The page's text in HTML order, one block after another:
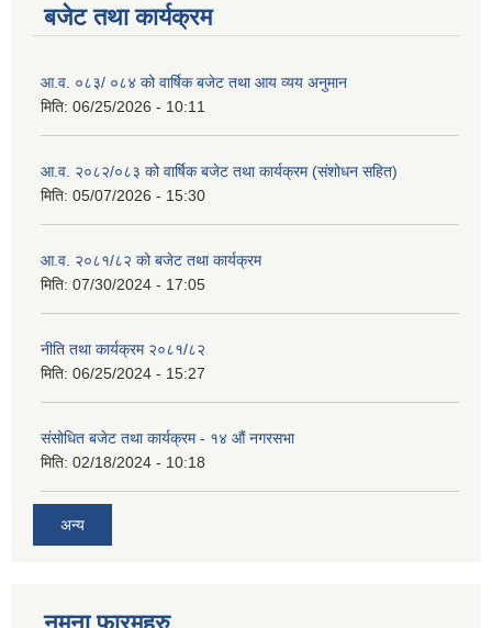
बजेट तथा कार्यक्रम
आ.व. ०८३/ ०८४ को वार्षिक बजेट तथा आय व्यय अनुमान
मिति: 06/25/2026 - 10:11
आ.व. २०८२/०८३ को वार्षिक बजेट तथा कार्यक्रम (संशोधन सहित)
मिति: 05/07/2026 - 15:30
आ.व. २०८१/८२ को बजेट तथा कार्यक्रम
मिति: 07/30/2024 - 17:05
नीति तथा कार्यक्रम २०८१/८२
मिति: 06/25/2024 - 15:27
संसोधित बजेट तथा कार्यक्रम - १४ औं नगरसभा
मिति: 02/18/2024 - 10:18
अन्य